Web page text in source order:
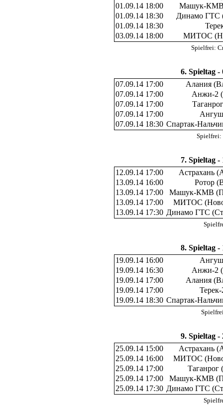
01.09.14 18:00
Машук-КМВ
01.09.14 18:30
Динамо ГТС
01.09.14 18:30
03.09.14 18:00
МИТОС
Spielfrei:
6. Spieltag -
07.09.14 17:00
Алания
07.09.14 17:00
Анжи-2
07.09.14 17:00
07.09.14 17:00
07.09.14 18:30 Спартак-
Spielfrei:
7. Spieltag -
12.09.14 17:00
Астрахань
13.09.14 16:00
Ротор
13.09.14 17:00
Машук-КМВ
13.09.14 17:00
МИТОС
13.09.14 17:30 Динамо ГТС
8. Spieltag -
19.09.14 16:00
19.09.14 16:30
Анжи-2
19.09.14 17:00
Алания
19.09.14 17:00
19.09.14 18:30 Спартак-
9. Spieltag -
25.09.14 15:00
Астрахань
25.09.14 16:00
МИТОС
25.09.14 17:00
Таганрог
25.09.14 17:00
Машук-КМВ
25.09.14 17:30 Динамо ГТС